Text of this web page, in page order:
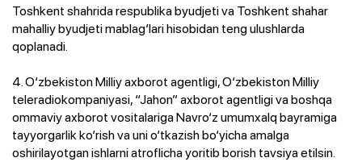
Toshkent shahrida respublika byudjeti va Toshkent shahar
mahalliy byudjeti mablag‘lari hisobidan teng ulushlarda
qoplanadi.
4. O‘zbekiston Milliy axborot agentligi, O‘zbekiston Milliy
teleradiokompaniyasi, “Jahon” axborot agentligi va boshqa
ommaviy axborot vositalariga Navro‘z umumxalq bayramiga
tayyorgarlik ko‘rish va uni o‘tkazish bo‘yicha amalga
oshirilayotgan ishlarni atroflicha yoritib borish tavsiya etilsin.